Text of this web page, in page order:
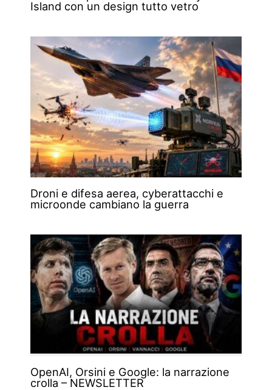
Island con un design tutto vetro
Droni e difesa aerea, cyberattacchi e
microonde cambiano la guerra
OpenAI, Orsini e Google: la narrazione
crolla – NEWSLETTER